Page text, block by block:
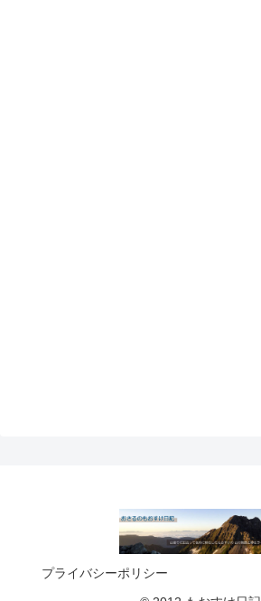
プライバシーポリシー